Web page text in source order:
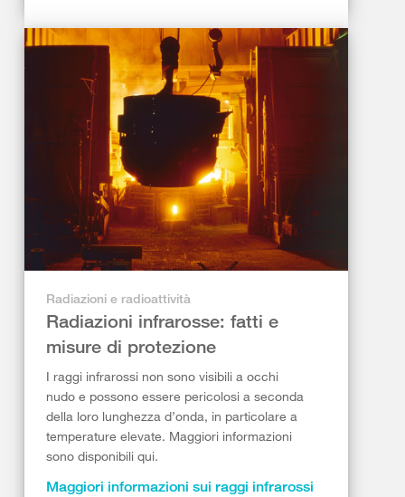
Radiazioni e radioattività
Radiazioni infrarosse: fatti e
misure di protezione
I raggi infrarossi non sono visibili a occhi
nudo e possono essere pericolosi a seconda
della loro lunghezza d’onda, in particolare a
temperature elevate. Maggiori informazioni
sono disponibili qui.
Maggiori informazioni sui raggi infrarossi